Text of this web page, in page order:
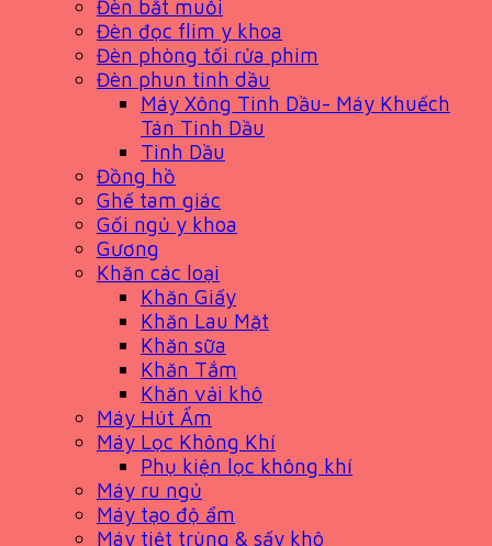
Đèn bắt muỗi
Đèn đọc flim y khoa
Đèn phòng tối rửa phim
Đèn phun tinh dầu
Máy Xông Tinh Dầu- Máy Khuếch
Tán Tinh Dầu
Tinh Dầu
Đồng hồ
Ghế tam giác
Gối ngủ y khoa
Gương
Khăn các loại
Khăn Giấy
Khăn Lau Mặt
Khăn sữa
Khăn Tắm
Khăn vải khô
Máy Hút Ẩm
Máy Lọc Không Khí
Phụ kiện lọc không khí
Máy ru ngủ
Máy tạo độ ẩm
Máy tiệt trùng & sấy khô